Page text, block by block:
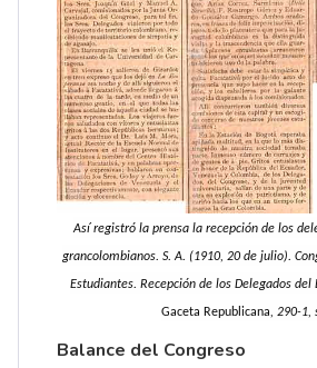
Así registró la prensa la recepción de los
grancolombianos. S. A. (1910, 20 de julio).
Estudiantes. Recepción de los Delegados del
Gaceta Republicana, 290-1,
Balance del Congreso